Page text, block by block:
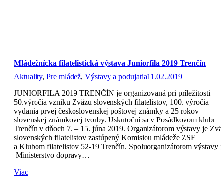
Mládežnícka filatelistická výstava Juniorfila 2019 Trenčín
Aktuality, Pre mládež, Výstavy a podujatia11.02.2019
JUNIORFILA 2019 TRENČÍN je organizovaná pri príležitosti
50.výročia vzniku Zväzu slovenských filatelistov, 100. výročia
vydania prvej československej poštovej známky a 25 rokov
slovenskej známkovej tvorby. Uskutoční sa v Posádkovom klubr
Trenčín v dňoch 7. – 15. júna 2019. Organizátorom výstavy je
slovenských filatelistov zastúpený Komisiou mládeže ZSF
a Klubom filatelistov 52-19 Trenčín. Spoluorganizátorom výstavy
Ministerstvo dopravy…
Viac